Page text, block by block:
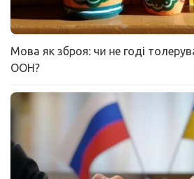
Мова як зброя: чи не годі
ООН?